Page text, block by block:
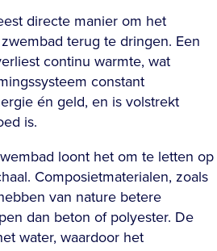
directe manier om het
terug te dringen. Een
continu warmte, wat
constant
én geld, en is volstrekt
is.
loont het om te letten op
Composietmaterialen, zoals
van nature betere
dan beton of polyester. De
water, waardoor het